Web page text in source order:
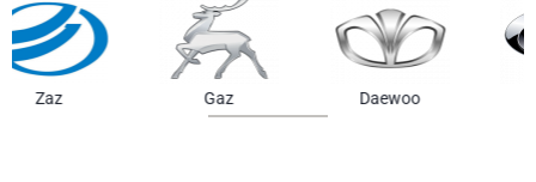
Samsung